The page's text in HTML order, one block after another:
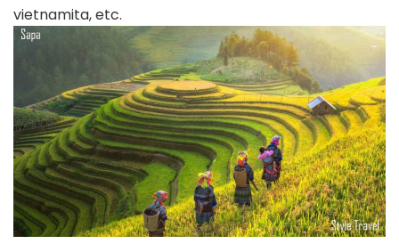
vietnamita, etc.